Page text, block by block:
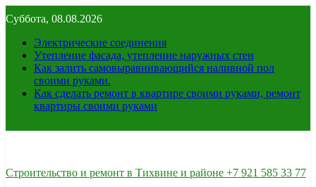
к
содержимому
Суббота, 08.08.2026
Электрические соединения
Утепление фасада, утепление наружных стен
Как залить самовыравнивающийся наливной пол
своими руками.
Как сделать ремонт в квартире своими руками, ремонт
квартиры своими руками
Строительство и ремонт в Тихвине и районе +7 921 585 33 77